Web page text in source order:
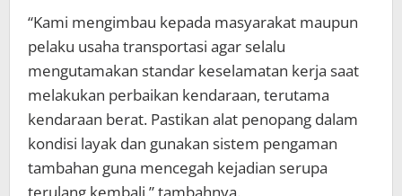
“Kami mengimbau kepada masyarakat maupun
pelaku usaha transportasi agar selalu
mengutamakan standar keselamatan kerja saat
melakukan perbaikan kendaraan, terutama
kendaraan berat. Pastikan alat penopang dalam
kondisi layak dan gunakan sistem pengaman
tambahan guna mencegah kejadian serupa
terulang kembali,” tambahnya.